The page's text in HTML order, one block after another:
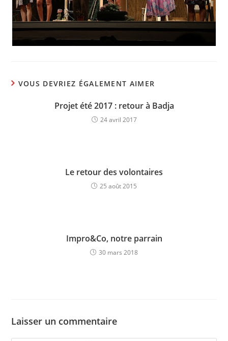
VOUS DEVRIEZ ÉGALEMENT AIMER
Projet été 2017 : retour à Badja
24 avril 2017
Le retour des volontaires
25 août 2015
Impro&Co, notre parrain
30 mars 2018
Laisser un commentaire